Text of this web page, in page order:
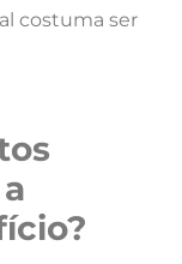
costuma ser